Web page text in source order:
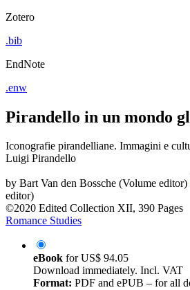
Zotero
.bib
EndNote
.enw
Pirandello in un mondo
Iconografie pirandelliane. Immagini e
Luigi Pirandello
by Bart Van den Bossche (Volume editor)
editor)
©2020 Edited Collection XII, 390 Pages
Romance Studies
eBook forUS$ 94.05
Download immediately. Incl. VAT
Format: PDF and ePUB – for all